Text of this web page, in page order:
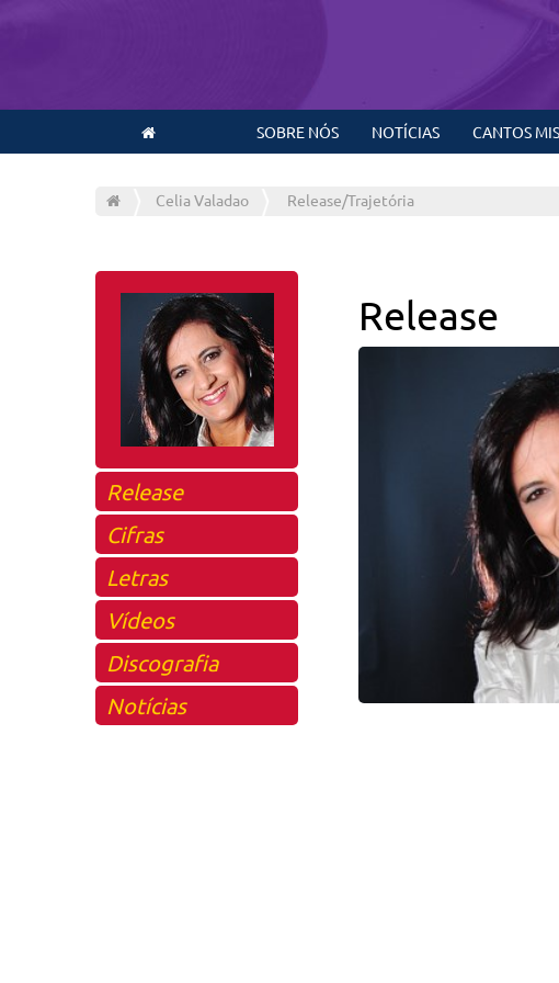
SOBRE NÓS NOTÍCIAS CANTOS
Celia Valadao Release/Trajetória
Release
Cifras
Letras
Vídeos
Discografia
Notícias
Release